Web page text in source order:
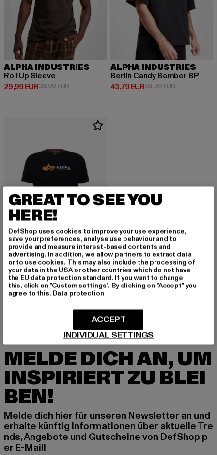
ALPHA INDUSTRIES
Roll Up Sleeve
29,99 EUR
Derzeitiger Preis: 29,99 EUR
39,99 EURAktionspreis: 39,99 EUR
ALPHA INDUSTRIES
Berlin Candy Bomber BP
43,79 EUR
Derzeitiger Preis: 43,79 EUR
59,99 EURAktionspreis:
ALPHA INDUSTRIES
Label PP
33,24 EUR
Derzeitiger Preis: 33,24 EUR
MELDE DICH AN, UM
INSPIRIERT ZU BLEI
BEN!
Melde dich hier für unseren Newsletter an und
erhalte künftig Informationen über aktuelle Tre
nds, Angebote und Gutscheine von DefShop p
er E-Mail!
GREAT TO SEE YOU
HERE!
DefShop uses cookies to improve your use experience,
save your preferences, analyse use behaviour and to
provide and measure interest-based contents and
advertising. In addition, we allow partners to extract data
or to use cookies. This may also include the processing of
your data in the USA or other countries which do not have
the EU data protection standard. If you want to change
this, click on "Custom settings". By clicking on "Accept" you
agree to this. Data protection
INDIVIDUAL SETTINGS
ACCEPT